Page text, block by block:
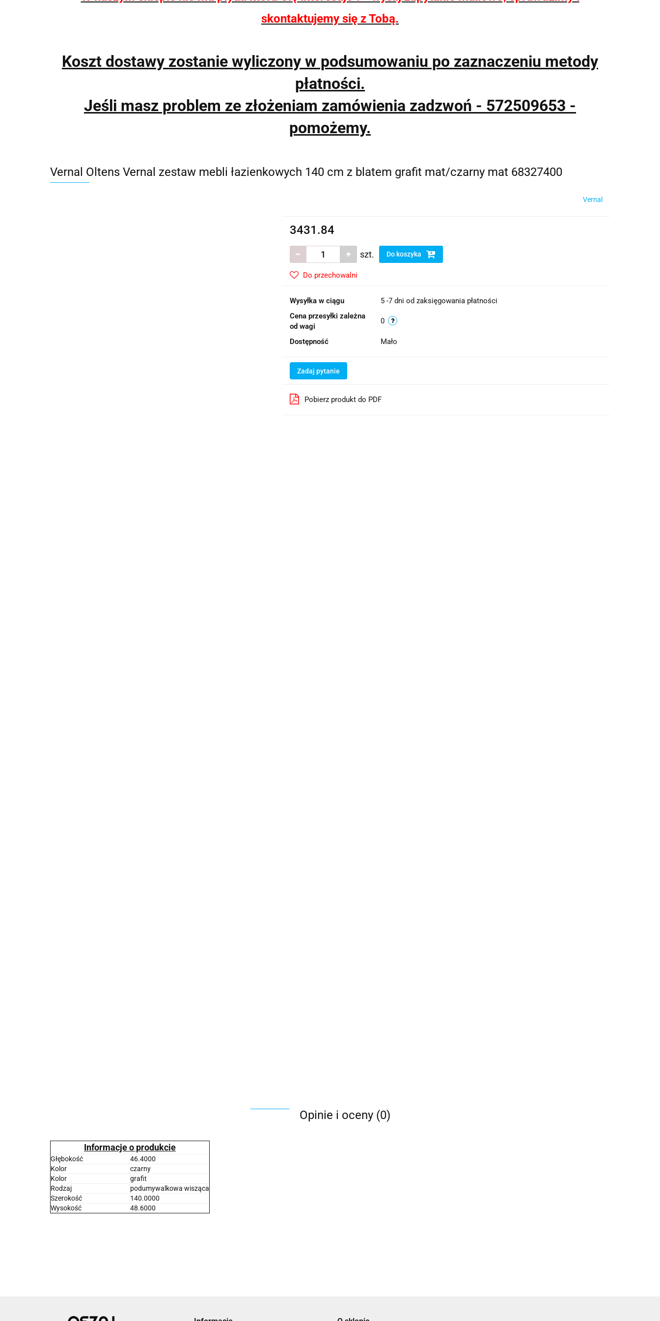
skontaktujemy się z Tobą.
Koszt dostawy zostanie wyliczony w podsumowaniu po zaznaczeniu metody
płatności.
Jeśli masz problem ze złożeniam zamówienia zadzwoń - 572509653 -
pomożemy.
Vernal Oltens Vernal zestaw mebli łazienkowych 140 cm z blatem grafit mat/czarny mat 68327400
Vernal
3431.84
szt. Do koszyka
Do przechowalni
Wysyłka w ciągu
5 -7 dni od zaksięgowania płatności
Cena przesyłki zależna
od wagi
0
Dostępność Mało
Zadaj pytanie
Pobierz produkt do PDF
Opinie i oceny (0)
Informacje o produkcie
Głębokość
46.4000
Kolor
czarny
Kolor
grafit
Rodzaj
podumywalkowa wisząca
Szerokość
140.0000
Wysokość
48.6000